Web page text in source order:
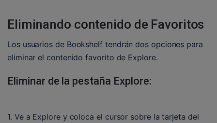
Eliminando contenido de Favoritos
Los usuarios de Bookshelf tendrán dos opciones para
eliminar el contenido favorito de Explore.
Eliminar de la pestaña Explore:
1. Ve a Explore y coloca el cursor sobre la tarjeta del